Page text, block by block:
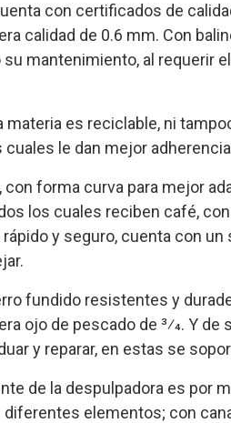
con certificados de
calidad de 0.6 mm. Con
mantenimiento, al requerir
es reciclable, ni
le dan mejor
forma curva para mejor
los cuales reciben café,
y seguro, cuenta con un
fundido resistentes y
ojo de pescado de 3⁄4. Y de
y reparar, en estas se
de la despulpadora es por
elementos; con